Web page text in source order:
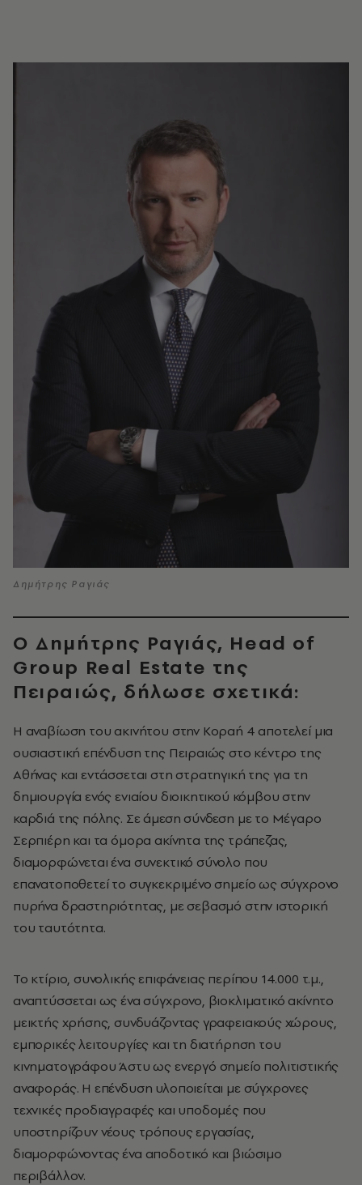
Δημήτρης Ραγιάς
Ο Δημήτρης Ραγιάς, Head of
Group Real Estate της
Πειραιώς, δήλωσε σχετικά:
Η αναβίωση του ακινήτου στην Κοραή 4 αποτελεί μια
ουσιαστική επένδυση της Πειραιώς στο κέντρο της
Αθήνας και εντάσσεται στη στρατηγική της για τη
δημιουργία ενός ενιαίου διοικητικού κόμβου στην
καρδιά της πόλης. Σε άμεση σύνδεση με το Μέγαρο
Σερπιέρη και τα όμορα ακίνητα της τράπεζας,
διαμορφώνεται ένα συνεκτικό σύνολο που
επανατοποθετεί το συγκεκριμένο σημείο ως σύγχρονο
πυρήνα δραστηριότητας, με σεβασμό στην ιστορική
του ταυτότητα.
Το κτίριο, συνολικής επιφάνειας περίπου 14.000 τ.μ.,
αναπτύσσεται ως ένα σύγχρονο, βιοκλιματικό ακίνητο
μεικτής χρήσης, συνδυάζοντας γραφειακούς χώρους,
εμπορικές λειτουργίες και τη διατήρηση του
κινηματογράφου Άστυ ως ενεργό σημείο πολιτιστικής
αναφοράς. Η επένδυση υλοποιείται με σύγχρονες
τεχνικές προδιαγραφές και υποδομές που
υποστηρίζουν νέους τρόπους εργασίας,
διαμορφώνοντας ένα αποδοτικό και βιώσιμο
περιβάλλον.